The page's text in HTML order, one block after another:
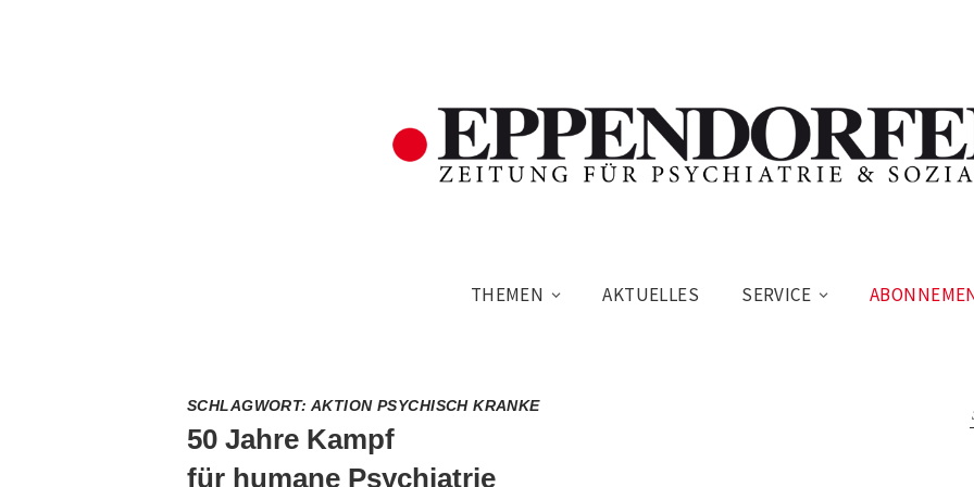
THEMEN AKTUELLES SERVICE
SCHLAGWORT:AKTION PSYCHISCH KRANKE
50 Jahre Kampf
für humane Psychiatrie